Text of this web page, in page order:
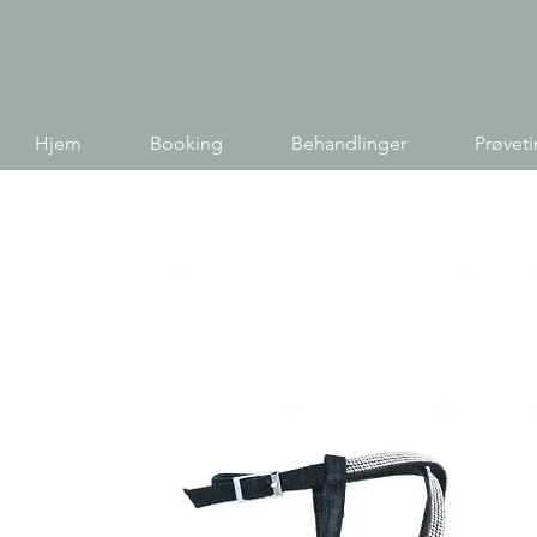
Hjem Booking Behandlinger